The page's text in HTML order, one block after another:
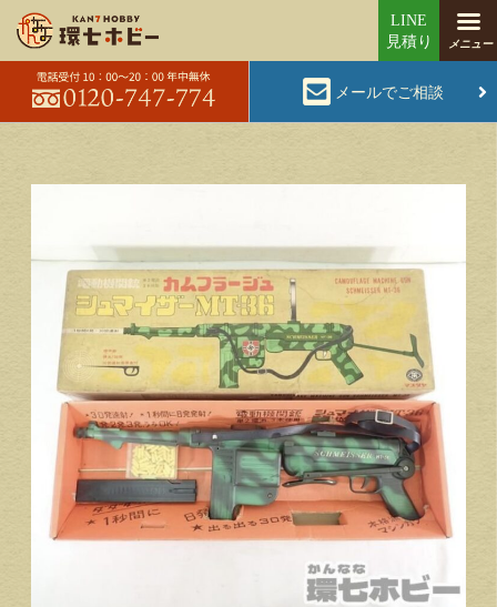
メールでご相談